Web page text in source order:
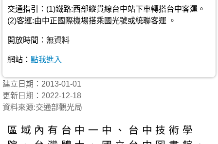
交通指引：(1)鐵路:西部縱貫線台中站下車轉搭台中客運。
(2)客運:由中正國際機場搭乘國光號或統聯客運 。
開放時間：無資料
網站： 點我進入
建立日期：2013-01-01
更新日期：2022-12-18
資料來源:交通部觀光局
區域內有台中一中、台中技術學